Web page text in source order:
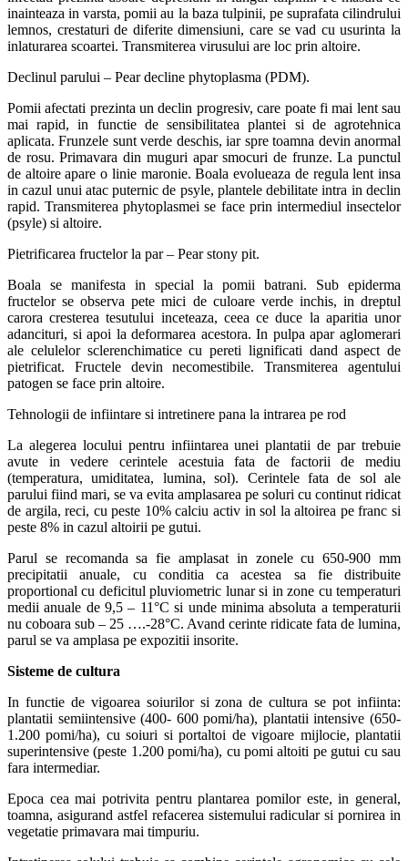
inainteaza in varsta, pomii au la baza tulpinii, pe suprafata cilindrului
lemnos, crestaturi de diferite dimensiuni, care se vad cu usurinta la
inlaturarea scoartei. Transmiterea virusului are loc prin altoire.
Declinul parului – Pear decline phytoplasma (PDM).
Pomii afectati prezinta un declin progresiv, care poate fi mai lent sau
mai rapid, in functie de sensibilitatea plantei si de agrotehnica
aplicata. Frunzele sunt verde deschis, iar spre toamna devin anormal
de rosu. Primavara din muguri apar smocuri de frunze. La punctul
de altoire apare o linie maronie. Boala evolueaza de regula lent insa
in cazul unui atac puternic de psyle, plantele debilitate intra in declin
rapid. Transmiterea phytoplasmei se face prin intermediul insectelor
(psyle) si altoire.
Pietrificarea fructelor la par – Pear stony pit.
Boala se manifesta in special la pomii batrani. Sub epiderma
fructelor se observa pete mici de culoare verde inchis, in dreptul
carora cresterea tesutului inceteaza, ceea ce duce la aparitia unor
adancituri, si apoi la deformarea acestora. In pulpa apar aglomerari
ale celulelor sclerenchimatice cu pereti lignificati dand aspect de
pietrificat. Fructele devin necomestibile. Transmiterea agentului
patogen se face prin altoire.
Tehnologii de infiintare si intretinere pana la intrarea pe rod
La alegerea locului pentru infiintarea unei plantatii de par trebuie
avute in vedere cerintele acestuia fata de factorii de mediu
(temperatura, umiditatea, lumina, sol). Cerintele fata de sol ale
parului fiind mari, se va evita amplasarea pe soluri cu continut ridicat
de argila, reci, cu peste 10% calciu activ in sol la altoirea pe franc si
peste 8% in cazul altoirii pe gutui.
Parul se recomanda sa fie amplasat in zonele cu 650-900 mm
precipitatii anuale, cu conditia ca acestea sa fie distribuite
proportional cu deficitul pluviometric lunar si in zone cu temperaturi
medii anuale de 9,5 – 11°C si unde minima absoluta a temperaturii
nu coboara sub – 25 ….-28°C. Avand cerinte ridicate fata de lumina,
parul se va amplasa pe expozitii insorite.
Sisteme de cultura
In functie de vigoarea soiurilor si zona de cultura se pot infiinta:
plantatii semiintensive (400- 600 pomi/ha), plantatii intensive (650-
1.200 pomi/ha), cu soiuri si portaltoi de vigoare mijlocie, plantatii
superintensive (peste 1.200 pomi/ha), cu pomi altoiti pe gutui cu sau
fara intermediar.
Epoca cea mai potrivita pentru plantarea pomilor este, in general,
toamna, asigurand astfel refacerea sistemului radicular si pornirea in
vegetatie primavara mai timpuriu.